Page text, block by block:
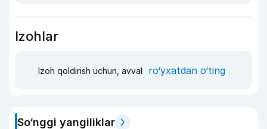
Izohlar
Izoh qoldirish uchun, avval ro‘yxatdan o‘ting
So‘nggi yangiliklar